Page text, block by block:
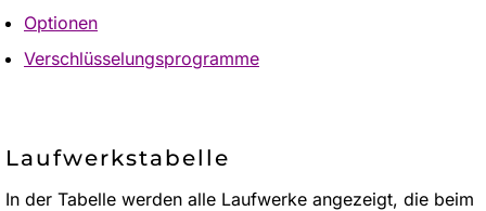
Optionen
Verschlüsselungsprogramme
Laufwerkstabelle
In der Tabelle werden alle Laufwerke angezeigt, die beim